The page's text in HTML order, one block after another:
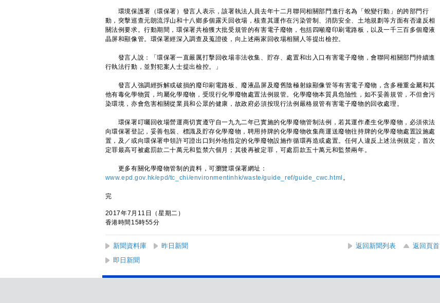
環境保護署（環保署）發言人表示，該署執法人員去年十二月聯同相關部門進行名為「蛻變行動」的跨部門行
動，突擊巡查元朗流浮山和十八鄉多個露天回收場，核查其運作在污染管制、消防安全、土地規劃等方面有否違反相
關法例要求。行動期間，環保署共檢獲大批受規管的有害電子廢物，包括四噸廢印刷電路板，以及一千三百多個廢液
晶屏和顯像管。環保署經深入調查及蒐證後，向上述兩家回收場相關人等提出檢控。
發言人說：「環保署一直嚴厲打擊回收場非法收集、貯存、處置和出入口有害電子廢物，會聯同相關部門持續進
行執法行動，並對犯案人士提出檢控。」
發言人強調經拆解或破損的廢印刷電路板、廢液晶屏及廢舊陰極射線顯像管等有害電子廢物，含多種重金屬和其
他有毒化學物質，均屬化學廢物，受現行化學廢物處置法例規管。化學廢物本質具危險性，如不妥善規管，不但會污
染環境，亦會危害相關從業員和公眾的健康，故政府必須按現行法例嚴格規管有害電子廢物的回收處理。
環保署叮囑回收場營運商切實遵守自一九九二年已實施的化學廢物管制法例，若其運作產生化學廢物，必須依法
向環保署登記，妥善包裝、標識及貯存化學廢物，聘用持牌的化學廢物收集商運送廢物往持牌的化學廢物處置設施處
置，及／或向環保署申領許可證出口到外地指定的化學廢物設施作循環再造或處置。任何人違反上述法例規定，首次
定罪最高可被處罰款二十萬元和監禁六個月；其後再被定罪，可處罰款五十萬元和監禁兩年。
更多有關化學廢物管制的資料，可瀏覽環保署網址：
www.epd.gov.hk/epd/tc_chi/environmentinhk/waste/guide_ref/guide_cwc.html 。
完
2017年7月11日（星期二）
香港時間15時55分
新聞資料庫 昨日新聞 返回新聞列表
返回頁首
即日新聞